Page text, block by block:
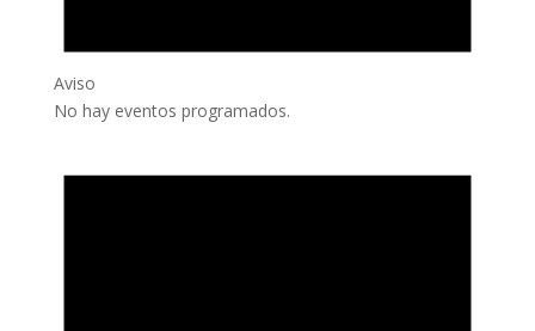
Aviso
No hay eventos programados.